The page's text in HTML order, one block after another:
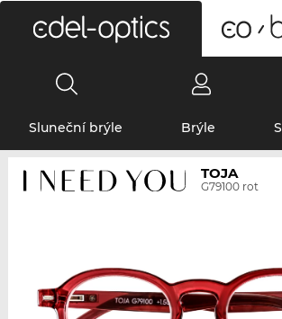
Sluneční brýle Brýle
TOJA
G79100 rot